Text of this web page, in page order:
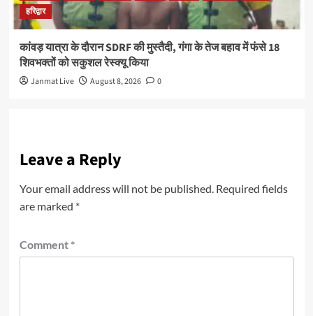
हरिद्वार
कांवड़ यात्रा के दौरान SDRF की मुस्तैदी, गंगा के तेज बहाव में फंसे 18
शिवभक्तों को सकुशल रेस्क्यू किया
Janmat Live August 8, 2026 0
Leave a Reply
Your email address will not be published. Required fields
are marked *
Comment *